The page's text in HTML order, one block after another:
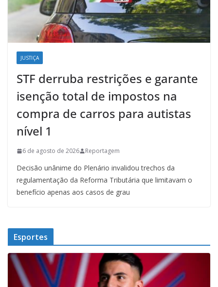
JUSTIÇA
STF derruba restrições e garante
isenção total de impostos na
compra de carros para autistas
nível 1
6 de agosto de 2026 Reportagem
Decisão unânime do Plenário invalidou trechos da
regulamentação da Reforma Tributária que limitavam o
benefício apenas aos casos de grau
Esportes